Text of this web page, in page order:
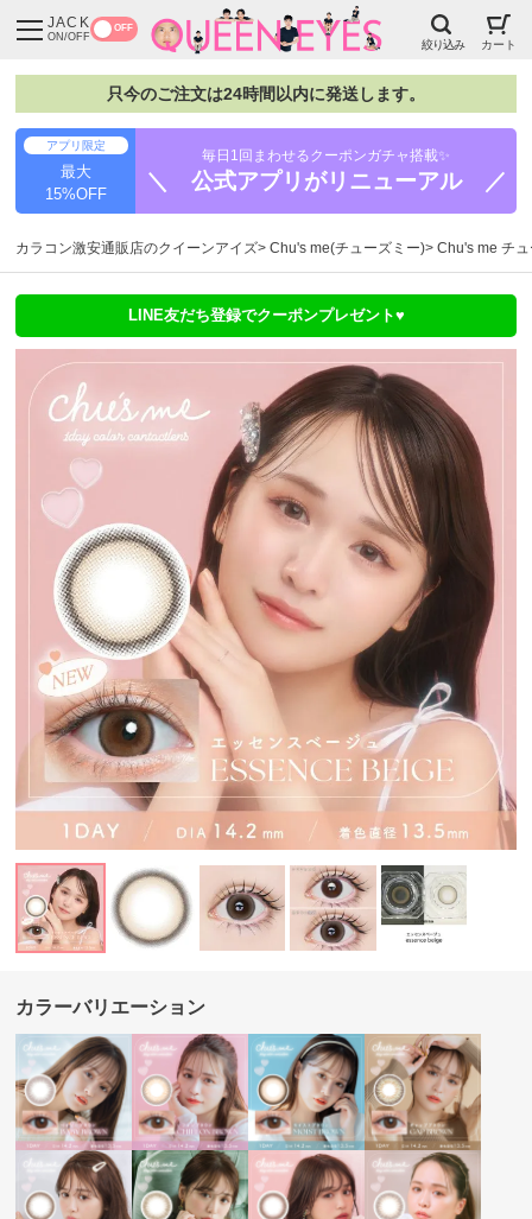
JACK
ON/OFF
OFF
絞り込み カート
只今のご注文は24時間以内に発送します。
アプリ限定
最大
15%OFF
毎日1回まわせるクーポンガチャ搭載✨
＼ 公式アプリがリニューアル ／
カラコン激安通販店のクイーンアイズ Chu's me(チューズミー) Chu's me チ
LINE友だち登録でクーポンプレゼント♥
カラーバリエーション